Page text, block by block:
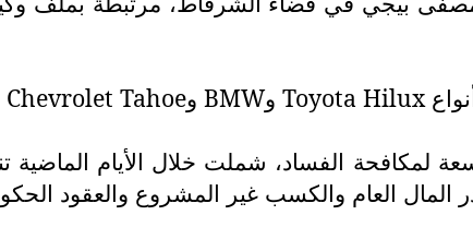
Toyota HiluxوBMWوChevrolet Tahoe
لمكافحة الفساد، شملت خلال الأيام
العام والكسب غير المشروع والعقود